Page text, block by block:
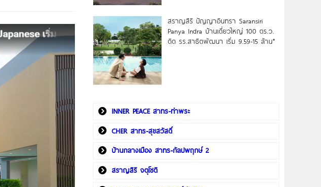
สราญสิริ ปัญญาอินทรา Saransiri
Panya Indra บ้านเดี่ยวใหญ่ 100 ตร.ว.
ดิด รร.สาธิตพัฒนา เริ่ม 9.59-15 ล้าน*
INNER PEACE สาทร-ท่าพระ
CHER สาทร-สุขสวัสดิ์
บ้านกลางเมือง สาทร-กัลปพฤกษ์ 2
สราญสิริ จตุโชติ